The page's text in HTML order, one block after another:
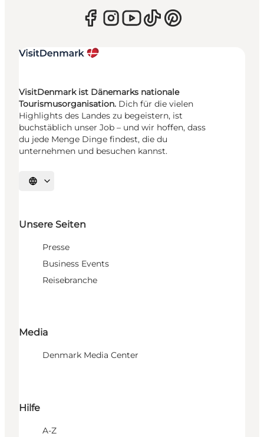
VisitDenmark ist Dänemarks nationale
Tourismusorganisation. Dich für die vielen
Highlights des Landes zu begeistern, ist
buchstäblich unser Job – und wir hoffen, dass
du jede Menge Dinge findest, die du
unternehmen und besuchen kannst.
Sprache auswählen
Unsere Seiten
Presse
Business Events
Reisebranche
Media
Denmark Media Center
Hilfe
A-Z